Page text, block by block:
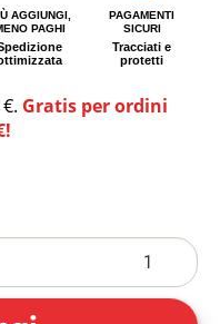
AGGIUNGI,
PAGHI
PAGAMENTI
SICURI
Tracciati e
protetti
Gratis per ordini